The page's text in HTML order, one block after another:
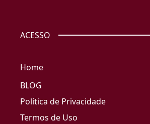
ACESSO
Home
BLOG
Política de Privacidade
Termos de Uso